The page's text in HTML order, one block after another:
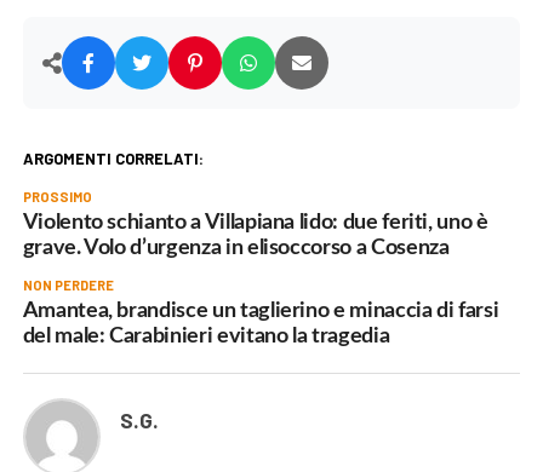
ARGOMENTI CORRELATI:
PROSSIMO
Violento schianto a Villapiana lido: due feriti, uno è
grave. Volo d’urgenza in elisoccorso a Cosenza
NON PERDERE
Amantea, brandisce un taglierino e minaccia di farsi
del male: Carabinieri evitano la tragedia
S.G.